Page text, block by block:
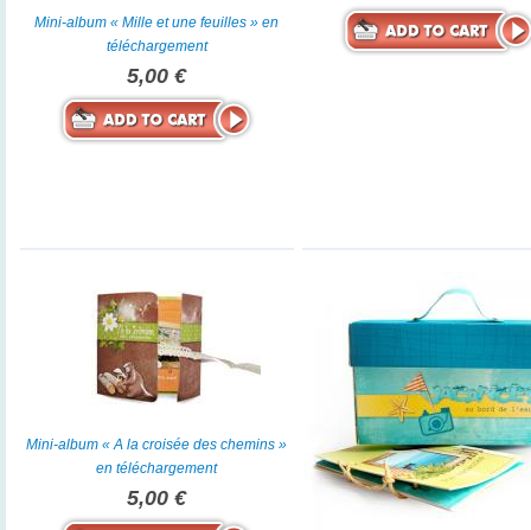
Mini-album « Mille et une feuilles » en
téléchargement
5,00 €
Mini-album « A la croisée des chemins »
en téléchargement
5,00 €